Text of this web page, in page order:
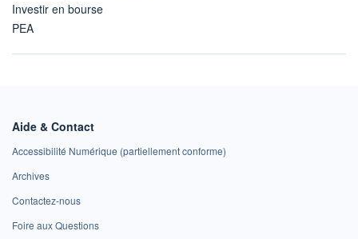
Investir en bourse
PEA
Aide & Contact
Accessibilité Numérique (partiellement conforme)
Archives
Contactez-nous
Foire aux Questions